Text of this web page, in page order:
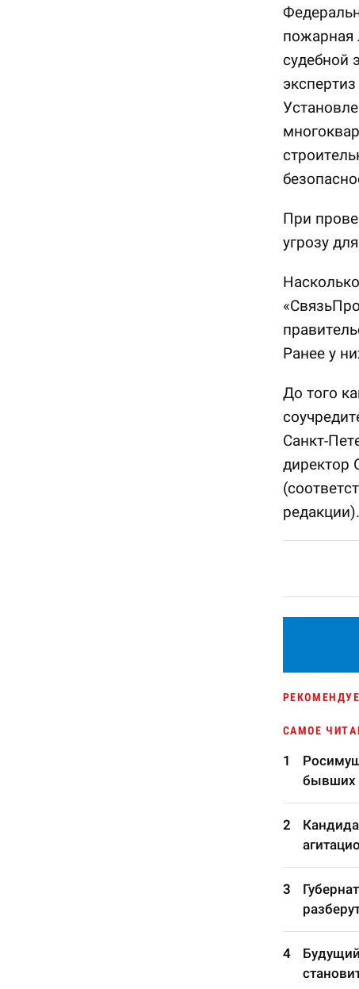
пожарная
судебной
При
угрозу
Ранее у
До того
Санкт-
директор
редакции).
САМОЕ
бывших